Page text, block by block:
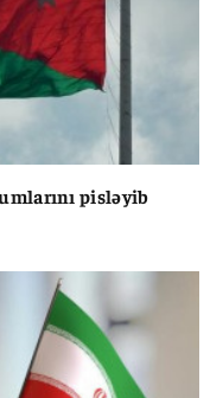
pisləyib